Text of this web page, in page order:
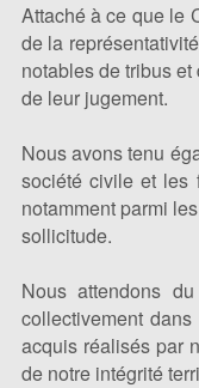
Attaché à ce que le
de la
notables de tribus
de leur jugement.
Nous avons tenu
société civile et les
notamment parmi
sollicitude.
Nous attendons
collectivement
acquis réalisés par
de notre intégrité